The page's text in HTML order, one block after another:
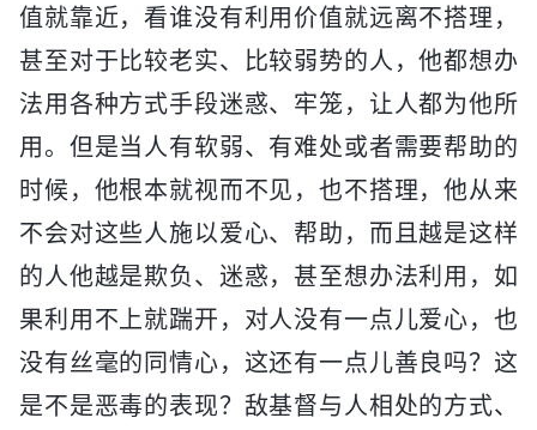
值就靠近，看谁没有利用价值就远离不搭理，
甚至对于比较老实、比较弱势的人，他都想办
法用各种方式手段迷惑、牢笼，让人都为他所
用。但是当人有软弱、有难处或者需要帮助的
时候，他根本就视而不见，也不搭理，他从来
不会对这些人施以爱心、帮助，而且越是这样
的人他越是欺负、迷惑，甚至想办法利用，如
果利用不上就踹开，对人没有一点儿爱心，也
没有丝毫的同情心，这还有一点儿善良吗？这
是不是恶毒的表现？敌基督与人相处的方式、